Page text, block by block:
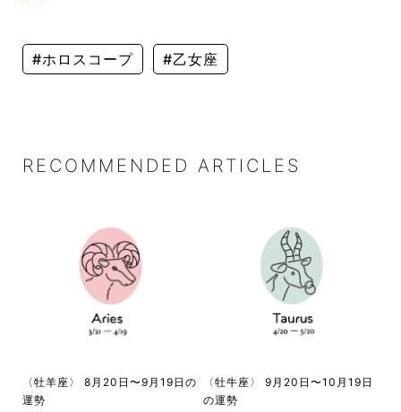
#ホロスコープ #乙女座
RECOMMENDED ARTICLES
〈牡羊座〉 8月20日〜9月19日の
運勢
〈牡牛座〉 9月20日〜10月19日
の運勢